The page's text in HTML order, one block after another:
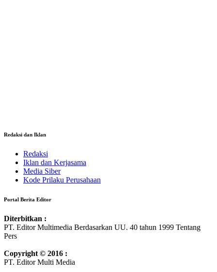
Redaksi dan Iklan
Redaksi
Iklan dan Kerjasama
Media Siber
Kode Prilaku Perusahaan
Portal Berita Editor
Diterbitkan :
PT. Editor Multimedia Berdasarkan UU. 40 tahun 1999 Tentang
Pers
Copyright © 2016 :
PT. Editor Multi Media